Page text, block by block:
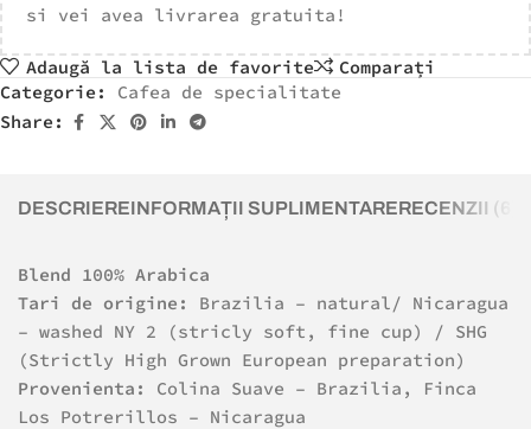
si vei avea livrarea gratuita!
Adaugă la lista de favorite
Comparați
Categorie:
Cafea de specialitate
Share:
DESCRIEREINFORMAȚII SUPLIMENTARERECENZII (6)
Blend 100% Arabica
Tari de origine:
Brazilia – natural/ Nicaragua
– washed NY 2 (stricly soft, fine cup) / SHG
(Strictly High Grown European preparation)
Provenienta:
Colina Suave – Brazilia, Finca
Los Potrerillos – Nicaragua